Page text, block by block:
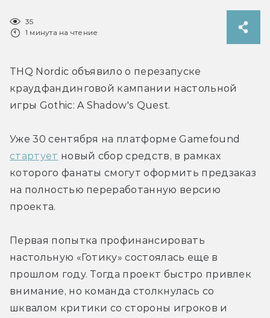
35
1 минута на чтение
THQ Nordic объявило о перезапуске
краудфандинговой кампании настольной
игры Gothic: A Shadow's Quest.
стартует новый сбор средств, в рамках
которого фанаты смогут оформить предзаказ
на полностью переработанную версию
проекта.
Первая попытка профинансировать
настольную «Готику» состоялась еще в
прошлом году. Тогда проект быстро привлек
внимание, но команда столкнулась со
шквалом критики со стороны игроков и